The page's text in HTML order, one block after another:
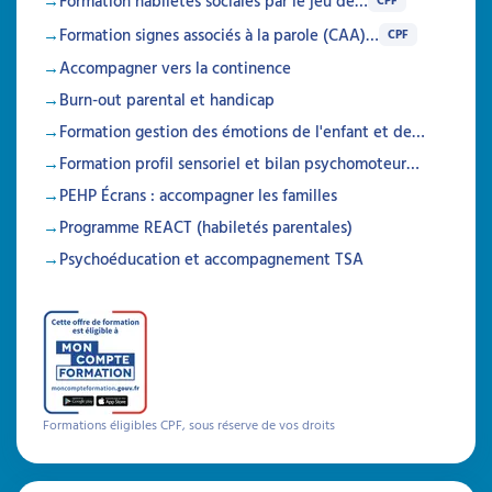
Articles
Top-down et bottom-up en
rééducation graphomotrice
Formation signes associés à la parole (CAA)… CPF
Accompagner vers la continence
Burn-out parental et handicap
Formation gestion des émotions de l'enfant et de…
Formation profil sensoriel et bilan psychomoteur…
PEHP Écrans : accompagner les familles
Programme REACT (habiletés parentales)
Psychoéducation et accompagnement TSA
Formations éligibles CPF, sous réserve de vos droits